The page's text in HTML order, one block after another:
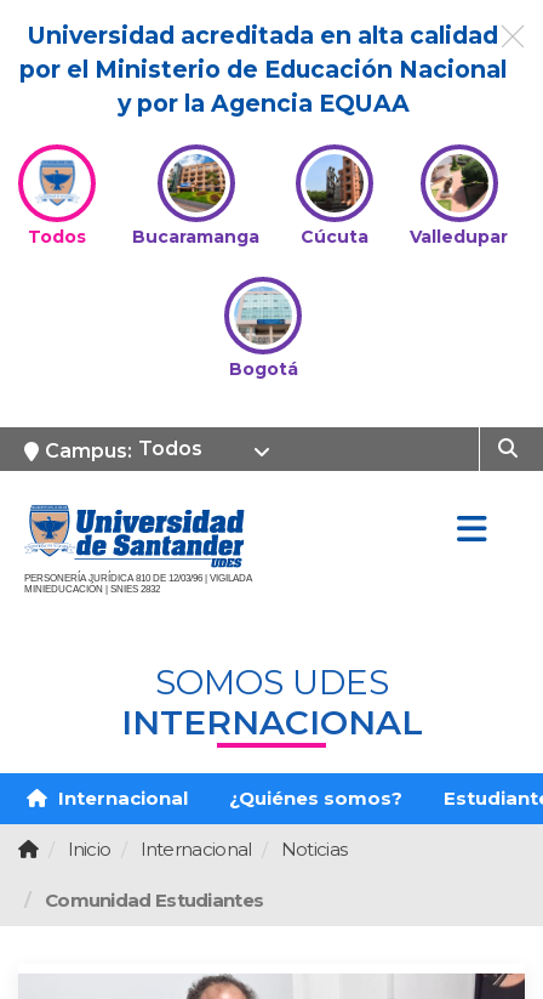
Universidad acreditada en alta calidad
por el Ministerio de Educación Nacional
y por la Agencia EQUAA
Todos Bucaramanga Cúcuta Valledupar
Bogotá
Campus: Todos
PERSONERÍA JURÍDICA 810 DE 12/03/96 | VIGILADA
MINIEDUCACIÓN | SNIES 2832
SOMOS UDES
INTERNACIONAL
Internacional ¿Quiénes somos?
Inicio Internacional Noticias
Comunidad Estudiantes